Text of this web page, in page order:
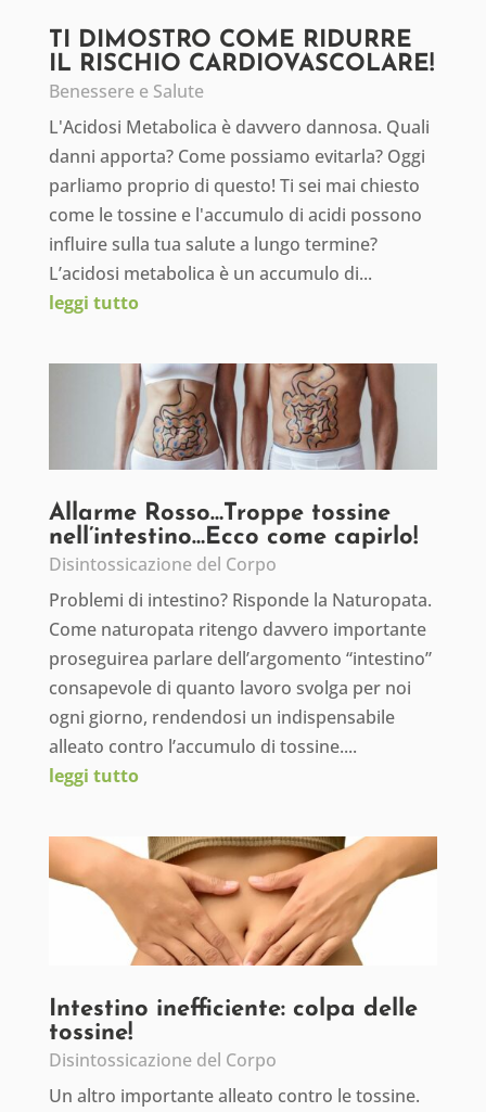
TI DIMOSTRO COME RIDURRE
IL RISCHIO CARDIOVASCOLARE!
Benessere e Salute
L'Acidosi Metabolica è davvero dannosa. Quali
danni apporta? Come possiamo evitarla? Oggi
parliamo proprio di questo! Ti sei mai chiesto
come le tossine e l'accumulo di acidi possono
influire sulla tua salute a lungo termine?
L’acidosi metabolica è un accumulo di...
leggi tutto
Allarme Rosso…Troppe tossine
nell’intestino…Ecco come capirlo!
Disintossicazione del Corpo
Problemi di intestino? Risponde la Naturopata.
Come naturopata ritengo davvero importante
proseguirea parlare dell’argomento “intestino”
consapevole di quanto lavoro svolga per noi
ogni giorno, rendendosi un indispensabile
alleato contro l’accumulo di tossine....
leggi tutto
Intestino inefficiente: colpa delle
tossine!
Disintossicazione del Corpo
Un altro importante alleato contro le tossine.